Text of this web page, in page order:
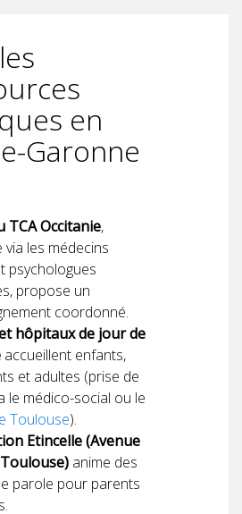
en
Garonne
TCA Occitanie,
via les médecins
psychologues
propose un
coordonné.
hôpitaux de jour de
accueillent enfants,
et adultes (prise de
le médico-social ou le
Toulouse).
Etincelle (Avenue
anime des
parole pour parents